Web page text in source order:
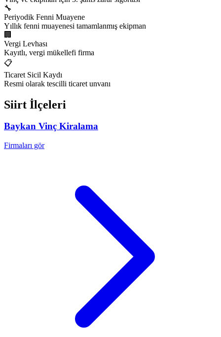
🔧
Periyodik Fenni Muayene
Yıllık fenni muayenesi tamamlanmış ekipman
🏢
Vergi Levhası
Kayıtlı, vergi mükellefi firma
📋
Ticaret Sicil Kaydı
Resmi olarak tescilli ticaret unvanı
Siirt İlçeleri
Baykan Vinç Kiralama
Firmaları gör